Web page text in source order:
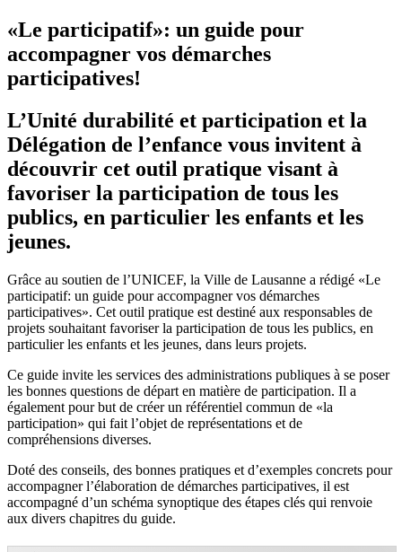
«Le participatif»: un guide pour
accompagner vos démarches
participatives!
L’Unité durabilité et participation et la
Délégation de l’enfance vous invitent à
découvrir cet outil pratique visant à
favoriser la participation de tous les
publics, en particulier les enfants et les
jeunes.
Grâce au soutien de l’UNICEF, la Ville de Lausanne a rédigé «Le
participatif: un guide pour accompagner vos démarches
participatives». Cet outil pratique est destiné aux responsables de
projets souhaitant favoriser la participation de tous les publics, en
particulier les enfants et les jeunes, dans leurs projets.
Ce guide invite les services des administrations publiques à se poser
les bonnes questions de départ en matière de participation. Il a
également pour but de créer un référentiel commun de «la
participation» qui fait l’objet de représentations et de
compréhensions diverses.
Doté des conseils, des bonnes pratiques et d’exemples concrets pour
accompagner l’élaboration de démarches participatives, il est
accompagné d’un schéma synoptique des étapes clés qui renvoie
aux divers chapitres du guide.